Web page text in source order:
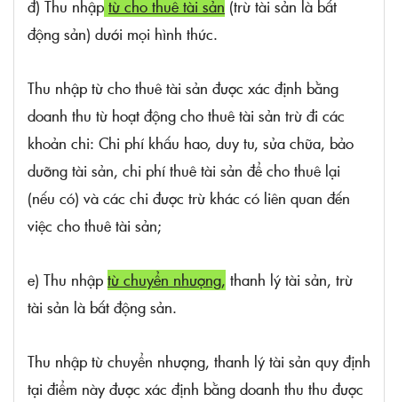
đ) Thu nhập từ cho thuê tài sản (trừ tài sản là bất
động sản) dưới mọi hình thức.
Thu nhập từ cho thuê tài sản được xác định bằng
doanh thu từ hoạt động cho thuê tài sản trừ đi các
khoản chi: Chi phí khấu hao, duy tu, sửa chữa, bảo
dưỡng tài sản, chi phí thuê tài sản để cho thuê lại
(nếu có) và các chi được trừ khác có liên quan đến
việc cho thuê tài sản;
e) Thu nhập từ chuyển nhượng, thanh lý tài sản, trừ
tài sản là bất động sản.
Thu nhập từ chuyển nhượng, thanh lý tài sản quy định
tại điểm này được xác định bằng doanh thu thu được